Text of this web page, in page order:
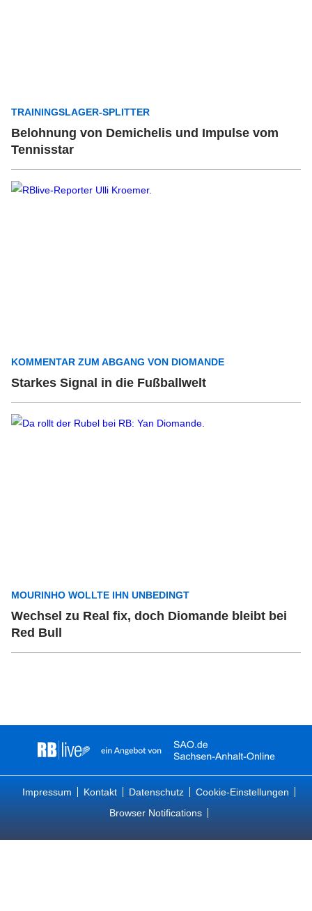
TRAININGSLAGER-SPLITTER
Belohnung von Demichelis und Impulse vom
Tennisstar
KOMMENTAR ZUM ABGANG VON DIOMANDE
Starkes Signal in die Fußballwelt
MOURINHO WOLLTE IHN UNBEDINGT
Wechsel zu Real fix, doch Diomande bleibt bei
Red Bull
Impressum Kontakt Datenschutz
Cookie-Einstellungen
Browser Notifications